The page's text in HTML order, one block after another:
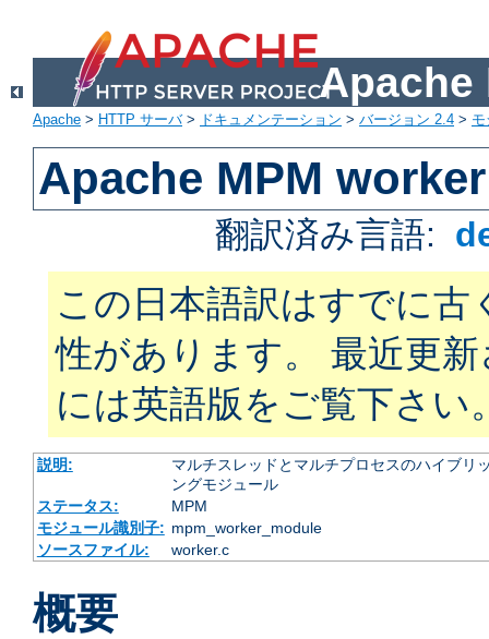
Apache
Apache > HTTP サーバ> ドキュメンテーション > バージョン 2.4 >
Apache MPM worker
翻訳済み言語:
この日本語訳はすでに古
性があります。 最近更
には英語版をご覧下さい
説明:
マルチスレッドとマルチプロセスのハイブリ
ングモジュール
ステータス:
MPM
モジュール識別子: mpm_worker_module
ソースファイル:
worker.c
概要